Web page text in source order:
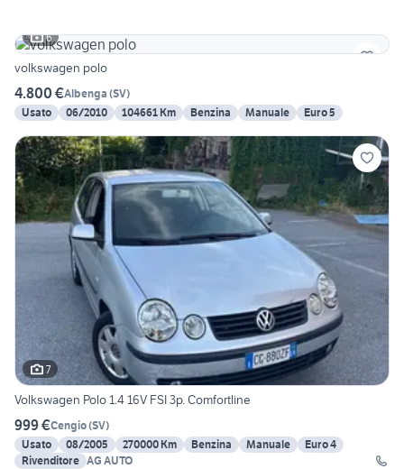
6
volkswagen polo
4.800 €Albenga (SV)
Usato
06/2010 104661 Km Benzina Manuale Euro 5
7
Volkswagen Polo 1.4 16V FSI 3p. Comfortline
999 €Cengio(SV)
Usato
08/2005 270000 Km Benzina Manuale
Euro 4
Rivenditore AG AUTO